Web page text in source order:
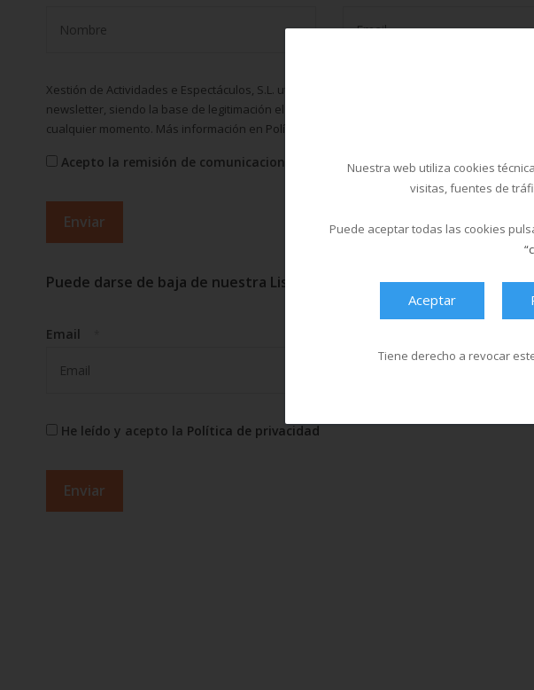
Xestión de Actividades e Espectáculos, S.L. utilizará estos datos para la tramitación de
newsletter, siendo la base de legitimación el consentimiento del usuario, el cual podrá
cualquier momento. Más información en Política de privacidad
Acepto la remisión de comunicaciones sobre actividades de XADE
Puede darse de baja de nuestra Lista de correo cubriendo el
Email
He leído y acepto la Política de privacidad
Nuestra web utiliza cookies
visitas, fuentes de
Puede aceptar todas las cookies
Aceptar
Tiene derecho a revocar